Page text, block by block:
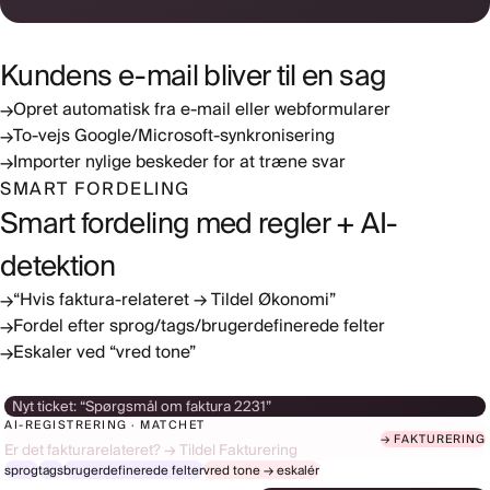
Kundens e-mail bliver til en sag
→Opret automatisk fra e-mail eller webformularer
→To-vejs Google/Microsoft-synkronisering
→Importer nylige beskeder for at træne svar
SMART FORDELING
Smart fordeling med regler + AI-
detektion
→“Hvis faktura-relateret → Tildel Økonomi”
→Fordel efter sprog/tags/brugerdefinerede felter
→Eskaler ved “vred tone”
Nyt ticket: “Spørgsmål om faktura 2231”
AI-REGISTRERING · MATCHET
Er det fakturarelateret? → Tildel Fakturering
→ FAKTURERING
sprogtagsbrugerdefinerede feltervred tone → eskalér